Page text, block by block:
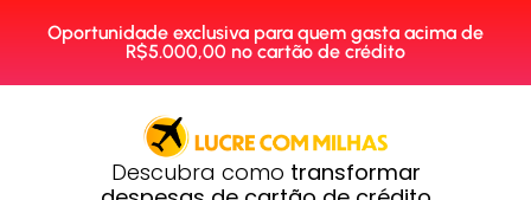
Oportunidade exclusiva para quem gasta acima de
R$5.000,00 no cartão de crédito
Descubra como transformar